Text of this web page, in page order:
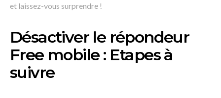
et laissez-vous surprendre !
Désactiver le répondeur
Free mobile : Etapes à
suivre